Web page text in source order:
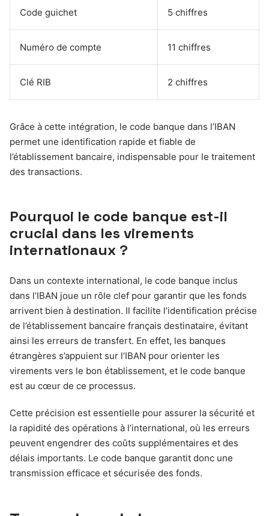
Code guichet 5 chiffres
Numéro de compte 11 chiffres
Clé RIB 2 chiffres
Grâce à cette intégration, le code banque dans l’IBAN
permet une identification rapide et fiable de
l’établissement bancaire, indispensable pour le traitement
des transactions.
Pourquoi le code banque est-il
crucial dans les virements
internationaux ?
Dans un contexte international, le code banque inclus
dans l’IBAN joue un rôle clef pour garantir que les fonds
arrivent bien à destination. Il facilite l’identification précise
de l’établissement bancaire français destinataire, évitant
ainsi les erreurs de transfert. En effet, les banques
étrangères s’appuient sur l’IBAN pour orienter les
virements vers le bon établissement, et le code banque
est au cœur de ce processus.
Cette précision est essentielle pour assurer la sécurité et
la rapidité des opérations à l’international, où les erreurs
peuvent engendrer des coûts supplémentaires et des
délais importants. Le code banque garantit donc une
transmission efficace et sécurisée des fonds.